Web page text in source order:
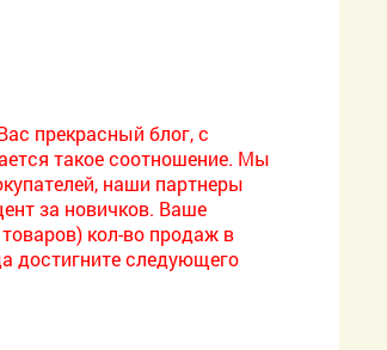
прекрасный блог, с
такое соотношение. Мы
наши партнеры
за новичков. Ваше
кол-во продаж в
достигните следующего